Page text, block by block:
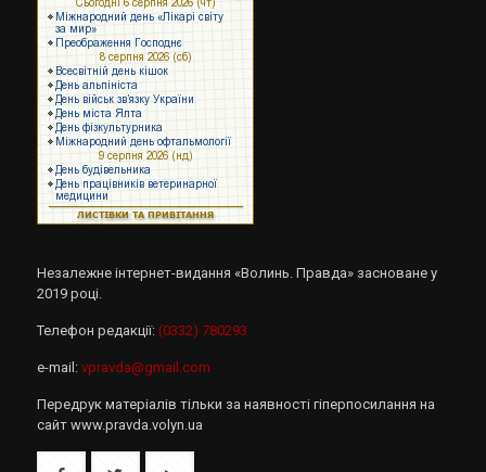
Незалежне інтернет-видання «Волинь. Правда» засноване у
2019 році.
Телефон редакції: (0332) 780293
e-mail: vpravda@gmail.com
Передрук матеріалів тільки за наявності гіперпосилання на
сайт www.pravda.volyn.ua